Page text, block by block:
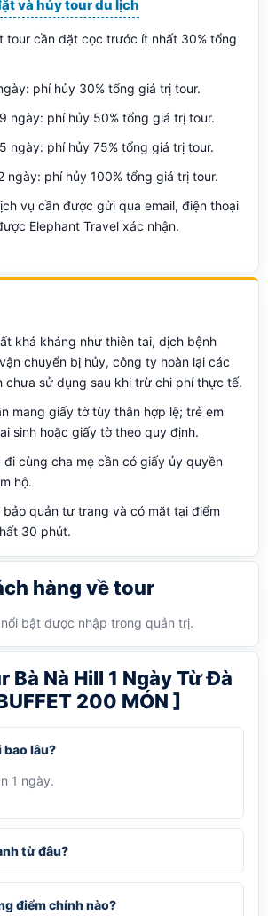
và hủy tour du lịch
tour cần đặt cọc trước ít nhất 30% tổng
phí hủy 30% tổng giá trị tour.
ngày: phí hủy 50% tổng giá trị tour.
ngày: phí hủy 75% tổng giá trị tour.
ngày: phí hủy 100% tổng giá trị tour.
vụ cần được gửi qua email, điện thoại
Elephant Travel xác nhận.
khả kháng như thiên tai, dịch bệnh
chuyển bị hủy, công ty hoàn lại các
chưa sử dụng sau khi trừ chi phí thực tế.
mang giấy tờ tùy thân hợp lệ; trẻ em
sinh hoặc giấy tờ theo quy định.
đi cùng cha mẹ cần có giấy ủy quyền
hộ.
quản tư trang và có mặt tại điểm
30 phút.
hàng về tour
bật được nhập trong quản trị.
Bà Nà Hill 1 Ngày Từ Đà
200 MÓN ]
bao lâu?
1 ngày.
từ đâu?
điểm chính nào?